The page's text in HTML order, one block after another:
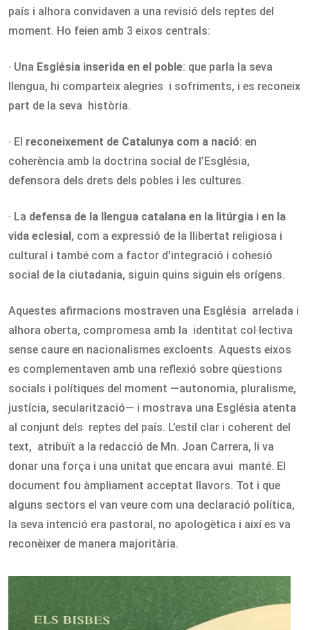
país i alhora convidaven a una revisió dels reptes del
moment. Ho feien amb 3 eixos centrals:
∙ Una Església inserida en el poble: que parla la seva
llengua, hi comparteix alegries i sofriments, i es reconeix
part de la seva història.
∙ El reconeixement de Catalunya com a nació: en
coherència amb la doctrina social de l’Església,
defensora dels drets dels pobles i les cultures.
· La defensa de la llengua catalana en la litúrgia i en la
vida eclesial , com a expressió de la llibertat religiosa i
cultural i també com a factor d’integració i cohesió
social de la ciutadania, siguin quins siguin els orígens.
Aquestes afirmacions mostraven una Església arrelada i
alhora oberta, compromesa amb la identitat col·lectiva
sense caure en nacionalismes excloents. Aquests eixos
es complementaven amb una reflexió sobre qüestions
socials i polítiques del moment —autonomia, pluralisme,
justícia, secularització— i mostrava una Església atenta
al conjunt dels reptes del país. L’estil clar i coherent del
text, atribuït a la redacció de Mn. Joan Carrera, li va
donar una força i una unitat que encara avui manté. El
document fou àmpliament acceptat llavors. Tot i que
alguns sectors el van veure com una declaració política,
la seva intenció era pastoral, no apologètica i així es va
reconèixer de manera majoritària.